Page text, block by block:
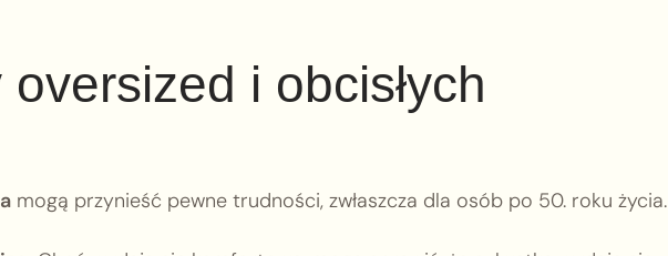
i obcisłych
mogą przynieść pewne trudności, zwłaszcza dla osób po 50. roku życia.